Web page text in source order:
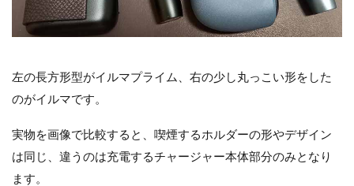
左の長方形型がイルマプライム、右の少し丸っこい形をした
のがイルマです。
実物を画像で比較すると、喫煙するホルダーの形やデザイン
は同じ、違うのは充電するチャージャー本体部分のみとなり
ます。